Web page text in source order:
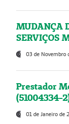
MUDANÇA
SERVIÇOS
03 de Novembro
Prestador
(51004334-
01 de Janeiro de